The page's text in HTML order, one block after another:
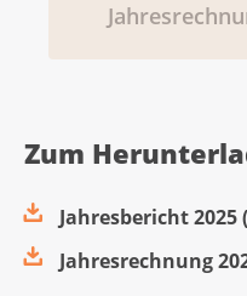
Zum
Jahresbericht 2025(
Jahresrechnung